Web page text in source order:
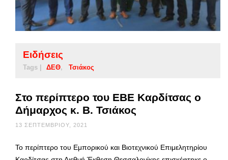
Ειδήσεις
Tags | ΔΕΘ Τσιάκος
Στο περίπτερο του ΕΒΕ Καρδίτσας ο
Δήμαρχος κ. Β. Τσιάκος
13 ΣΕΠΤΕΜΒΡΊΟΥ, 2021
Το περίπτερο του Εμπορικού και Βιοτεχνικού Επιμελητηρίου